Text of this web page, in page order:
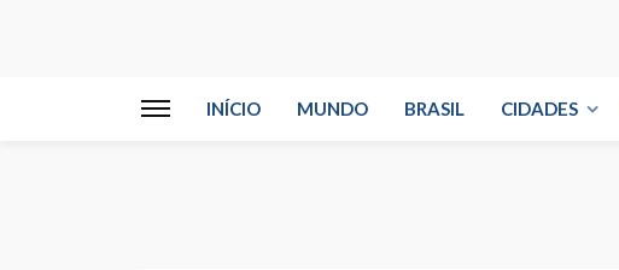
INÍCIO MUNDO BRASIL CIDADES